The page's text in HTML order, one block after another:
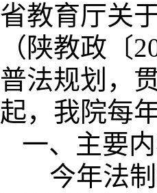
省教育厅关
（陕教政〔
普法规划，
起，我院每
一、主要
今年法制